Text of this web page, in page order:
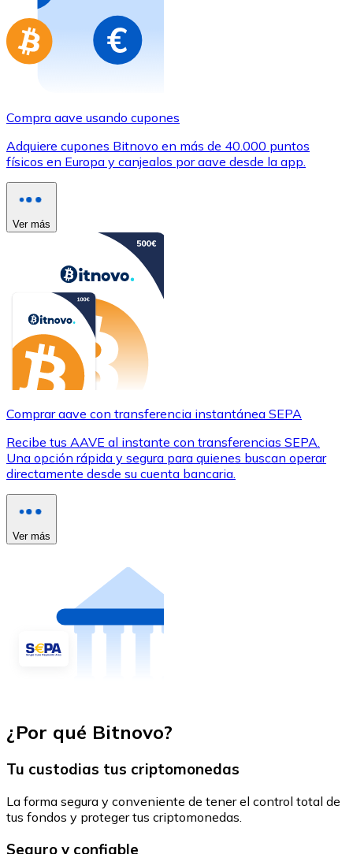
Ir a la tienda de tarjetas regalo
Compra aave usando cupones
Adquiere cupones Bitnovo en más de 40.000 puntos
físicos en Europa y canjealos por aave desde la app.
Ver más
Comprar aave con transferencia instantánea SEPA
Recibe tus AAVE al instante con transferencias SEPA.
Una opción rápida y segura para quienes buscan operar
directamente desde su cuenta bancaria.
Ver más
¿Por qué Bitnovo?
Tu custodias tus criptomonedas
La forma segura y conveniente de tener el control total de
tus fondos y proteger tus criptomonedas.
Seguro y confiable